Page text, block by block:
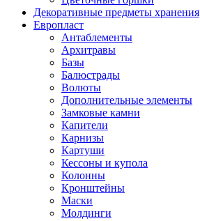
Декоративные предметы хранения
Европласт
Антаблементы
Архитравы
Базы
Балюстрады
Волюты
Дополнительные элементы
Замковые камни
Капители
Карнизы
Картуши
Кессоны и купола
Колонны
Кронштейны
Маски
Молдинги